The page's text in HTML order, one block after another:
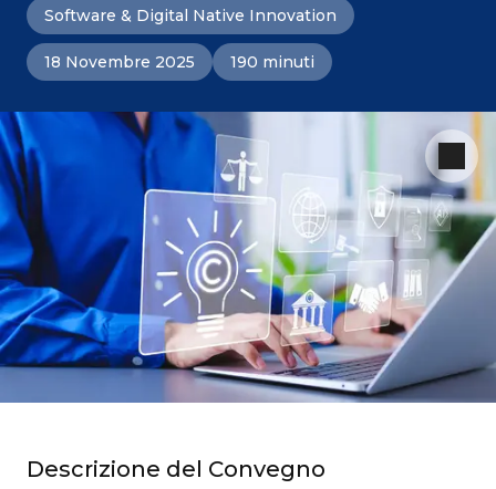
Software & Digital Native Innovation
18 Novembre 2025 190 minuti
Descrizione del Convegno